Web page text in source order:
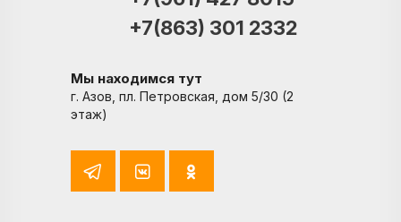
+7(863) 301 2332
Мы находимся тут
г. Азов, пл. Петровская, дом 5/30 (2
этаж)